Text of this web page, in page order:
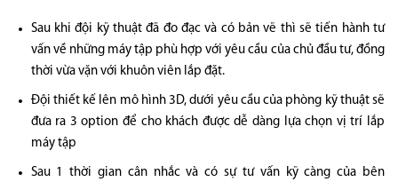
Sau khi đội kỹ thuật đã đo đạc và có bản vẽ thì sẽ tiến hành tư
vấn về những máy tập phù hợp với yêu cầu của chủ đầu tư, đồng
thời vừa vặn với khuôn viên lắp đặt.
Đội thiết kế lên mô hình 3D, dưới yêu cầu của phòng kỹ thuật sẽ
đưa ra 3 option để cho khách được dễ dàng lựa chọn vị trí lắp
máy tập
Sau 1 thời gian cân nhắc và có sự tư vấn kỹ càng của bên